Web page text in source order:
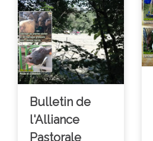
Bulletin de
l'Alliance
Pastorale